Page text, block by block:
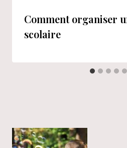
Comment organiser
scolaire